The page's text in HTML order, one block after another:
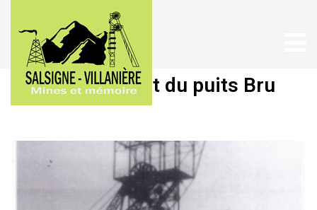
Chevalement du puits Bru